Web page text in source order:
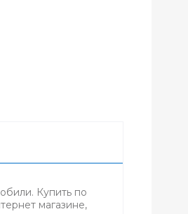
Купить по
магазине,